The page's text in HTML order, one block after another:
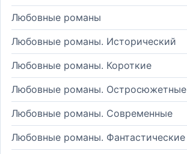
Любовные романы
Любовные романы. Исторический
Любовные романы. Короткие
Любовные романы. Остросюжетные
Любовные романы. Современные
Любовные романы. Фантастические